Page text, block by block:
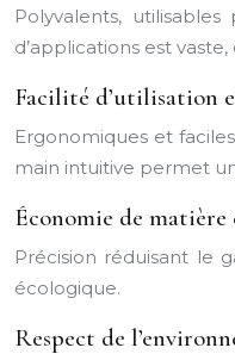
Polyvalents,
d’applications est
Facilité d’utilisation
Ergonomiques et
main intuitive permet
Économie de
Précision réduisant le
écologique.
Respect de